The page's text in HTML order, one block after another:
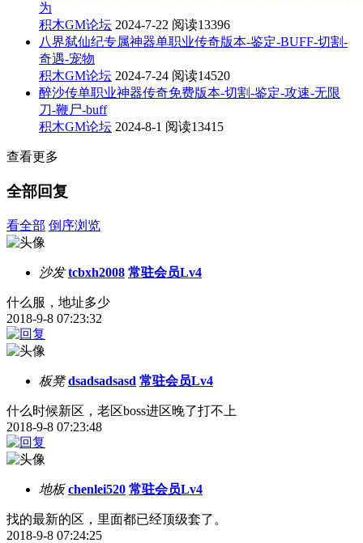
为
积木GM论坛 2024-7-22 阅读13396
八界弑仙纪专属神器单职业传奇版本-鉴定-BUFF-切割-
奇遇-宠物
积木GM论坛 2024-7-24 阅读14520
醉沙传单职业神器传奇免费版本-切割-鉴定-攻速-无限
刀-鞭尸-buff
积木GM论坛 2024-8-1 阅读13415
查看更多
全部回复
看全部 倒序浏览
沙发 tcbxh2008 常驻会员Lv4
什么服，地址多少
2018-9-8 07:23:32
板凳 dsadsadsasd 常驻会员Lv4
什么时候新区，老区boss进区晚了打不上
2018-9-8 07:23:48
地板 chenlei520 常驻会员Lv4
找的最新的区，里面都已经顶级套了。
2018-9-8 07:24:25